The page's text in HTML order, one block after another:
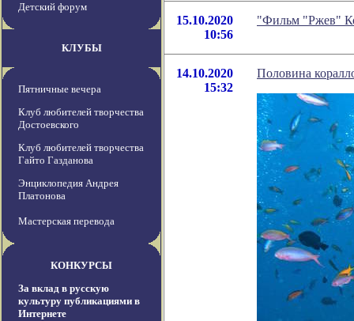
Детский форум
КЛУБЫ
Пятничные вечера
Клуб любителей творчества
Достоевского
Клуб любителей творчества
Гайто Газданова
Энциклопедия Андрея
Платонова
Мастерская перевода
КОНКУРСЫ
За вклад в русскую
культуру публикациями в
Интернете
15.10.2020
10:56
"Фильм "Ржев"
14.10.2020
15:32
Половина